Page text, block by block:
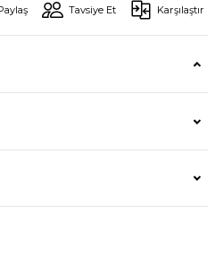
Tavsiye Et Karşılaştır